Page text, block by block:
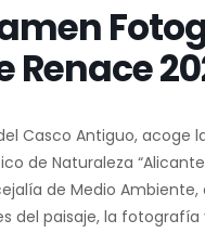
Casco Antiguo, acoge
de Naturaleza
de Medio
paisaje, la fotografía